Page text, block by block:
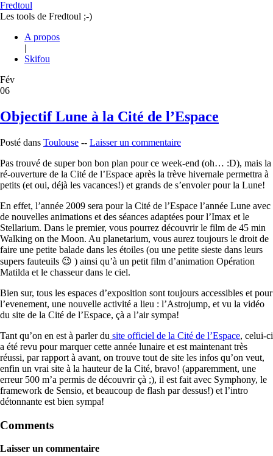
Fredtoul
Les tools de Fredtoul ;-)
A propos
|
Skifou
Fév
06
Objectif Lune à la Cité de l’Espace
Posté dans Toulouse -- Laisser un commentaire
Pas trouvé de super bon bon plan pour ce week-end (oh… :D), mais la
ré-ouverture de la Cité de l’Espace après la trève hivernale permettra à
petits (et oui, déjà les vacances!) et grands de s’envoler pour la Lune!
En effet, l’année 2009 sera pour la Cité de l’Espace l’année Lune avec
de nouvelles animations et des séances adaptées pour l’Imax et le
Stellarium. Dans le premier, vous pourrez découvrir le film de 45 min
Walking on the Moon. Au planetarium, vous aurez toujours le droit de
faire une petite balade dans les étoiles (ou une petite sieste dans leurs
supers fauteuils 😉 ) ainsi qu’à un petit film d’animation Opération
Matilda et le chasseur dans le ciel.
Bien sur, tous les espaces d’exposition sont toujours accessibles et pour
l’evenement, une nouvelle activité a lieu : l’Astrojump, et vu la vidéo
du site de la Cité de l’Espace, çà a l’air sympa!
Tant qu’on en est à parler du site officiel de la Cité de l’Espace, celui-ci
a été revu pour marquer cette année lunaire et est maintenant très
réussi, par rapport à avant, on trouve tout de site les infos qu’on veut,
enfin un vrai site à la hauteur de la Cité, bravo! (apparemment, une
erreur 500 m’a permis de découvrir çà ;), il est fait avec Symphony, le
framework de Sensio, et beaucoup de flash par dessus!) et l’intro
détonnante est bien sympa!
Comments
Laisser un commentaire